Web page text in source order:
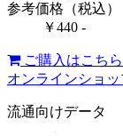
参考価格（税込）
￥440 -
ご購入はこちら
オンラインショ
流通向けデータ